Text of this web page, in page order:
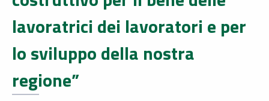
lavoratrici dei lavoratori e per
lo sviluppo della nostra
regione”